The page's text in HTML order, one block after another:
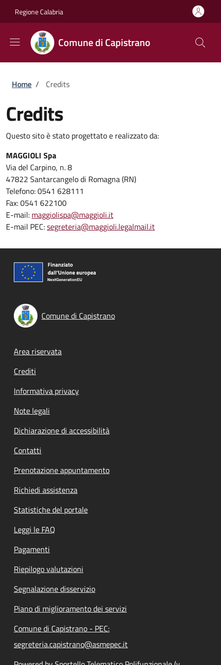
Regione Calabria
Comune di Capistrano
Briciole di pane
Home / Credits
Credits
Questo sito è stato progettato e realizzato da:
MAGGIOLI Spa
Via del Carpino, n. 8
47822 Santarcangelo di Romagna (RN)
Telefono: 0541 628111
Fax: 0541 622100
E-mail: maggiolispa@maggioli.it
E-mail PEC:segreteria@maggioli.legalmail.it
Comune di Capistrano
Footer menu
Area riservata
Crediti
Informativa privacy
Note legali
Dichiarazione di accessibilità
Contatti
Prenotazione appuntamento
Richiedi assistenza
Statistiche del portale
Leggi le FAQ
Pagamenti
Riepilogo valutazioni
Segnalazione disservizio
Piano di miglioramento dei servizi
Comune di Capistrano - PEC:
segreteria.capistrano@asmepec.it